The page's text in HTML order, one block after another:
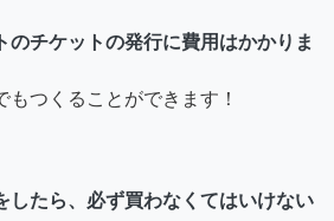
のチケットの発行に費用はかかりま
もつくることができます！
したら、必ず買わなくてはいけない